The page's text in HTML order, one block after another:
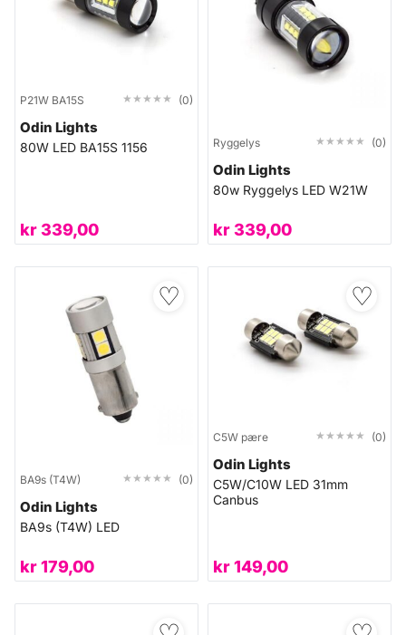
P21W BA15S ★★★★★
★★★★★ (0)
Odin Lights
80W LED BA15S 1156
kr339,00
Ryggelys ★★★★★
★★★★★ (0)
Odin Lights
80w Ryggelys LED W21W
kr339,00
♡
BA9s (T4W) ★★★★★
★★★★★ (0)
Odin Lights
BA9s (T4W) LED
kr179,00
♡
C5W pære ★★★★★
★★★★★ (0)
Odin Lights
C5W/C10W LED 31mm
Canbus
kr149,00